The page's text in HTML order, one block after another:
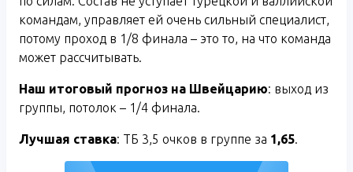
командам, управляет ей очень сильный специалист,
потому проход в 1/8 финала – это то, на что команда
может рассчитывать.
Наш итоговый прогноз на Швейцарию: выход из
группы, потолок – 1/4 финала.
Лучшая ставка: ТБ 3,5 очков в группе за 1,65.